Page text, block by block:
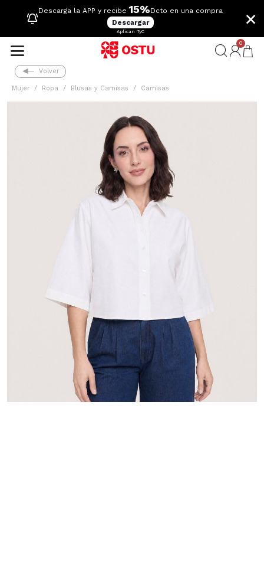
Descarga la APP y recibe 15%Dcto en una compra
Descargar
Aplican TyC
×
0
Volver
Mujer Ropa Blusas y Camisas Camisas